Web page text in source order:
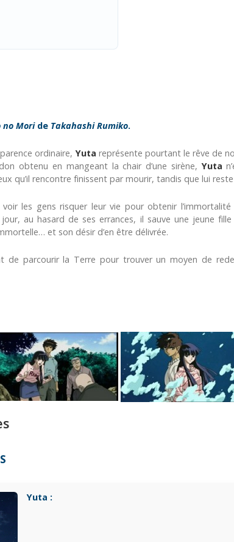
no Moride Takahashi Rumiko.
ordinaire,Yuta représente pourtant le rêve de
obtenu en mangeant la chair d’une sirène,Yuta
qu’il rencontre finissent par mourir, tandis que lui reste
les gens risquer leur vie pour obtenir l’immortalité
au hasard de ses errances, il sauve une jeune
et son désir d’en être délivrée.
de parcourir la Terre pour trouver un moyen de
Yuta :